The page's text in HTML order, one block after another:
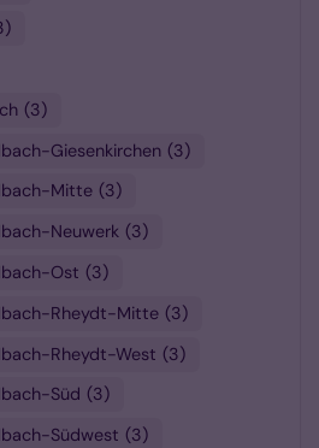
3
Giesenkirchen 3
Mitte
3
Neuwerk 3
Ost 3
Rheydt-Mitte 3
Rheydt-West 3
Süd
3
Südwest 3